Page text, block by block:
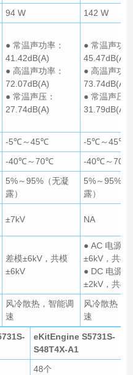
94 W 142 W
● 常温声功率：
41.42dB(A)
● 高温声功率：
72.07dB(A)
● 常温声压：
27.74dB(A)
● 常温声功
45.47dB(A)
● 高温声功
73.74dB(A)
● 常温声压：
31.79dB(A)
-5℃～45℃
-5℃～45℃
-40℃～70℃ -40℃～70℃
5%～95%（无凝
露）
5%～95%（
露）
±7kV NA
差模±6kV，共模
±6kV
● AC 电源口
±6kV，共模
● DC 电源
±2kV，共模
风冷散热，智能调
速
风冷散热，
速
eKitEngine S5731S-
S48T4X-A1
48个